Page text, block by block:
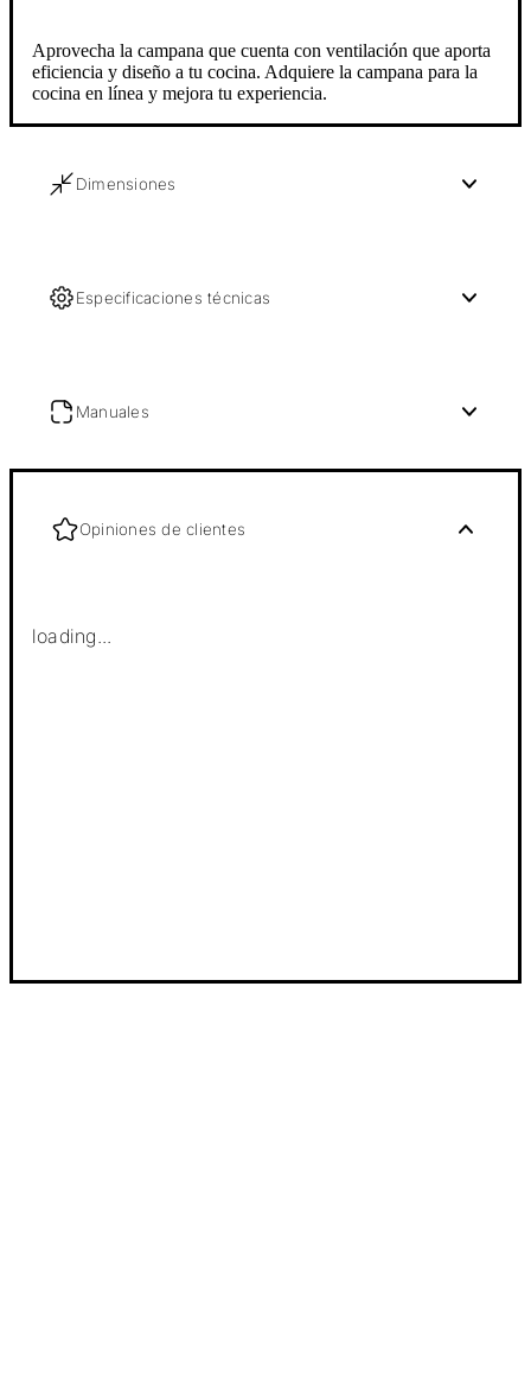
Aprovecha la campana que cuenta con ventilación que aporta
eficiencia y diseño a tu cocina. Adquiere la campana para la
cocina en línea y mejora tu experiencia.
Dimensiones
Especificaciones técnicas
Manuales
Opiniones de clientes
loading...